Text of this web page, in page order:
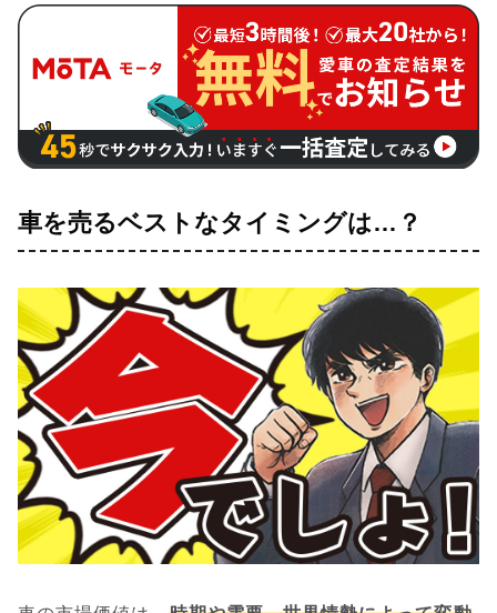
車を売るベストなタイミングは…？